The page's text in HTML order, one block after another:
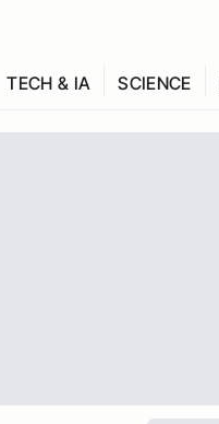
TECH & IA SCIENCE